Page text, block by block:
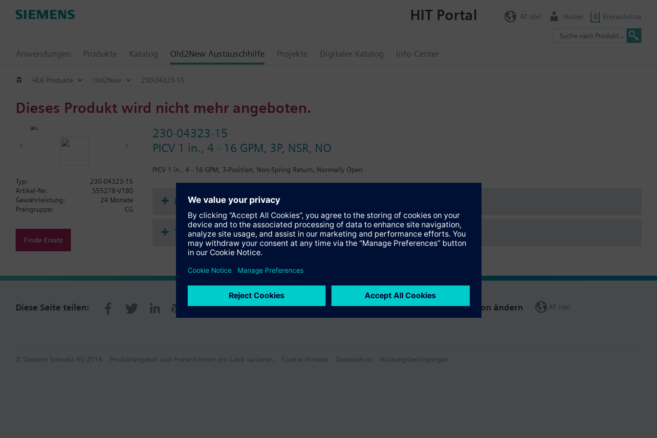
Anwendungen Produkte Katalog Old2New Austauschhilfe Projekte Digitaler Katalog Info-Center
HIT Portal AT (de) Nutzer 0 Einkaufsliste
HLK Produkte Old2New 230-04323-15
Dieses Produkt wird nicht mehr angeboten.
230-04323-15
PICV 1 in., 4 - 16 GPM, 3P, NSR, NO
PICV 1 in., 4 - 16 GPM, 3-Position, Non-Spring Return, Normally Open
Typ:
230-04323-15
Artikel-Nr.:
S55278-V180
Gewährleistung:
24 Monate
Preisgruppe:
CG
Finde Ersatz
Dokumente
Technische Daten
Diese Seite teilen: Region ändern AT (de)
© Siemens Schweiz AG 2016 Produktangebot und Preise können pro Land variieren. Cookie Hinweis Datenschutz Nutzungsbedingungen